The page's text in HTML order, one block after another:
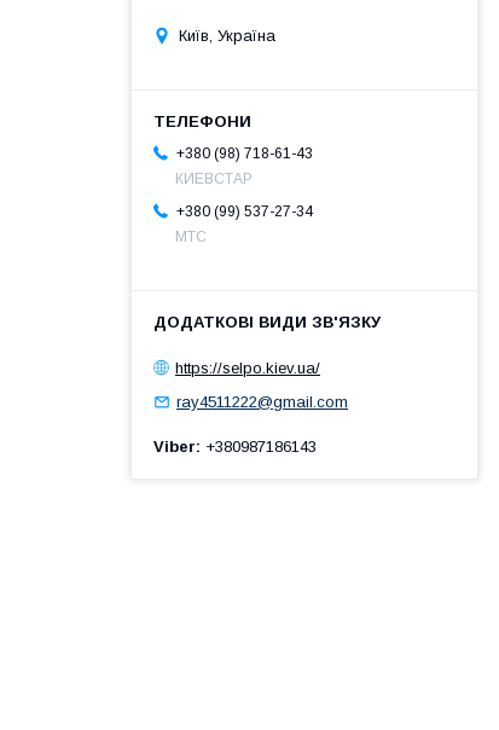
Київ, Україна
+380 (98) 718-61-43
КИЕВСТАР
+380 (99) 537-27-34
МТС
https://selpo.kiev.ua/
ray4511222@gmail.com
Viber +380987186143